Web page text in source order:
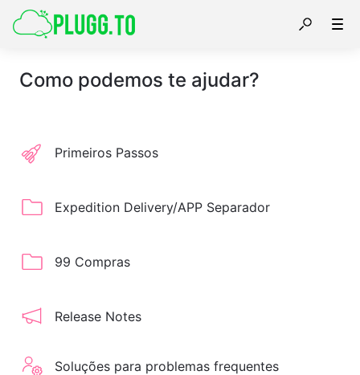
Como podemos te ajudar?
Primeiros Passos
Expedition Delivery/APP Separador
99 Compras
Release Notes
Soluções para problemas frequentes